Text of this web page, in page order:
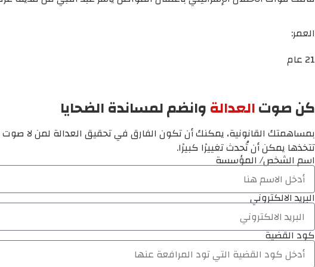
العمر:
21 عام
كن صوتالعدالةوانضم لمساندة الضحايا
بمساهمتك القانونية، يمكنك أن تكون الفارق في تحقيق العدالة لمن لا
تتخذها يمكن أن تُحدث تغييرًا كبيرًا.
اسم الشخص/ المؤسسة
البريد الالكتروني
كود القضية